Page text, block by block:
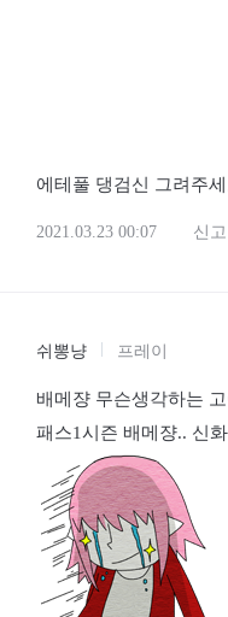
에테풀 댕검신 그려주세
2021.03.23 00:07 신고
쉬뽕냥 프레이
배메쟝 무슨생각하는 고
패스1시즌 배메쟝.. 신